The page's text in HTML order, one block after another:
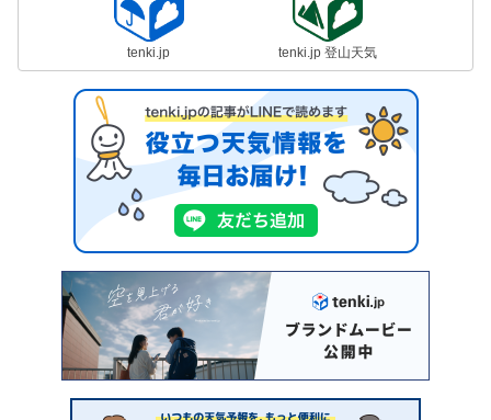
tenki.jp tenki.jp 登山天気